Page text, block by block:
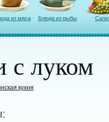
из мяса Блюда из рыбы
с луком
кухня